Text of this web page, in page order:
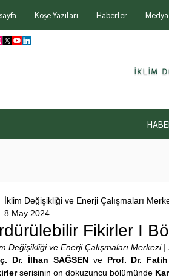
Köşe Yazıları Haberler Medya
Fikirler I
İklim Değişikliği ve Enerji Çalışmaları
8 May 2024
Değişikliği ve Enerji Çalışmaları Merkezi
Dr. İlhan SAĞSEN ve Prof. Dr. Fatih
serisinin on dokuzuncu bölümünde